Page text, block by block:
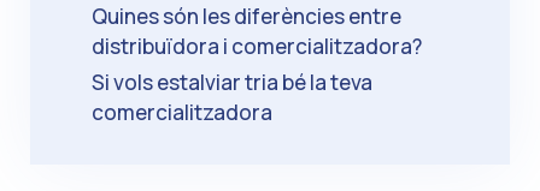
Quines són les diferències entre
distribuïdora i comercialitzadora?
Si vols estalviar tria bé la teva
comercialitzadora